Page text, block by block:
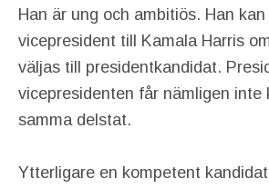
Han är ung och ambitiös. Han
vicepresident till Kamala Harris
väljas till presidentkandidat.
vicepresidenten får nämligen inte
samma delstat.
Ytterligare en kompetent